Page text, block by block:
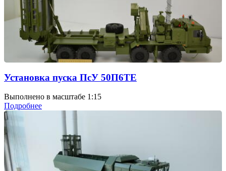
Установка пуска ПсУ 50П6ТЕ
Выполнено в масштабе 1:15
Подробнее